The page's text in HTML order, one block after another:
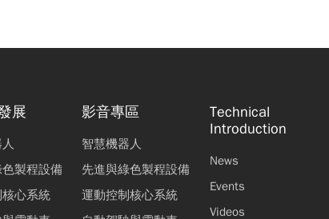
展
製程設備
心系統
影音專區
智慧機器人
先進與綠色製程設備
運動控制核心系統
Technical
Introduction
News
Events
Videos